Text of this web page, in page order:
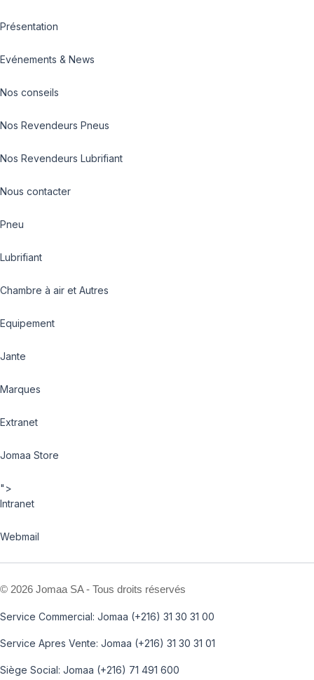
Présentation
Evénements & News
Nos conseils
Nos Revendeurs Pneus
Nos Revendeurs Lubrifiant
Nous contacter
Pneu
Lubrifiant
Chambre à air et Autres
Equipement
Jante
Marques
Extranet
Jomaa Store
">
Intranet
Webmail
© 2026 Jomaa SA - Tous droits réservés
Service Commercial: Jomaa (+216) 31 30 31 00
Service Apres Vente: Jomaa (+216) 31 30 31 01
Siège Social: Jomaa (+216) 71 491 600